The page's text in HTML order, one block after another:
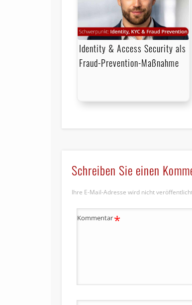
Identity & Access Security als
Fraud-Prevention-Maßnahme
Schreiben Sie einen
Ihre E-Mail-Adresse wird nicht
Kommentar*